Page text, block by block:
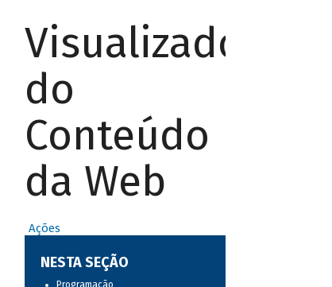
Visualizador
do
Conteúdo
da Web
Ações
NESTA SEÇÃO